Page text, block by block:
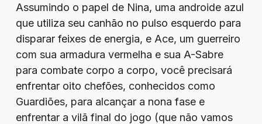
Assumindo o papel de Nina, uma androide azul
que utiliza seu canhão no pulso esquerdo para
disparar feixes de energia, e Ace, um guerreiro
com sua armadura vermelha e sua A-Sabre
para combate corpo a corpo, você precisará
enfrentar oito chefões, conhecidos como
Guardiões, para alcançar a nona fase e
enfrentar a vilã final do jogo (que não vamos